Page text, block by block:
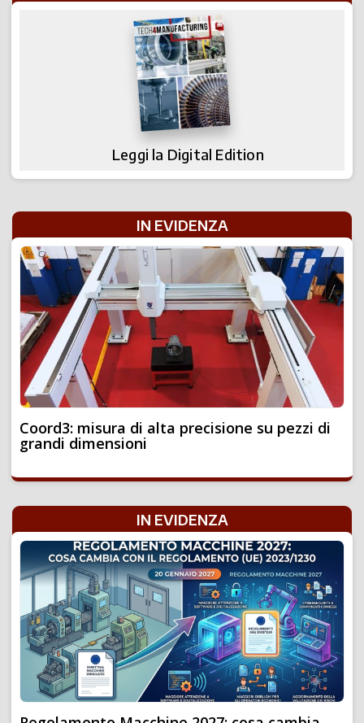
Leggi la Digital Edition
IN EVIDENZA
Coord3: misura di alta precisione su pezzi di
grandi dimensioni
IN EVIDENZA